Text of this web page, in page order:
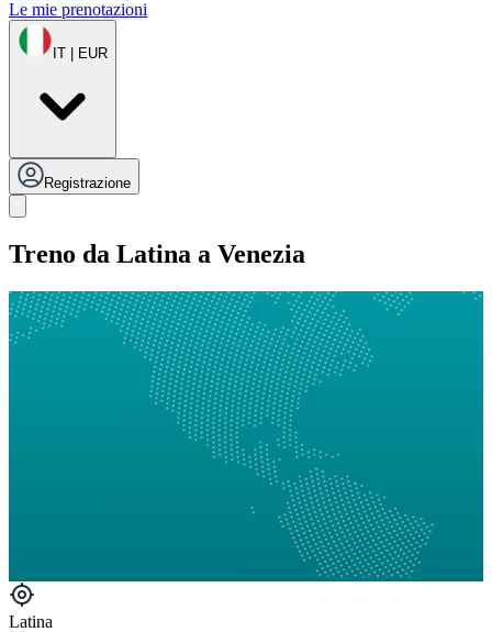
Le mie prenotazioni
IT | EUR
Registrazione
Treno da Latina a Venezia
Latina